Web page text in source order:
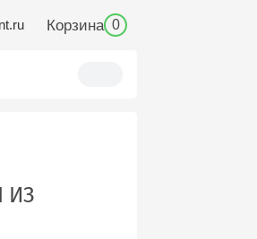
Корзина 0
ИЗ